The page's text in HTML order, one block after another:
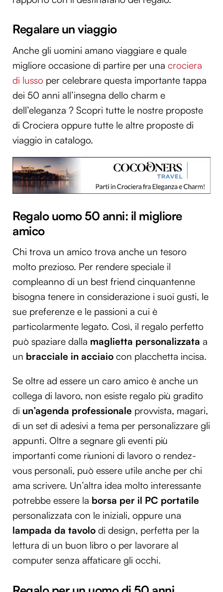
Regalare un viaggio
Anche gli uomini amano viaggiare e quale
migliore occasione di partire per una crociera
di lusso per celebrare questa importante tappa
dei 50 anni all’insegna dello charm e
dell’eleganza ? Scopri tutte le nostre proposte
di Crociera oppure tutte le altre proposte di
viaggio in catalogo.
Regalo uomo 50 anni: il migliore
amico
Chi trova un amico trova anche un tesoro
molto prezioso. Per rendere speciale il
compleanno di un best friend cinquantenne
bisogna tenere in considerazione i suoi gusti, le
sue preferenze e le passioni a cui è
particolarmente legato. Così, il regalo perfetto
può spaziare dalla maglietta personalizzata a
un bracciale in acciaio con placchetta incisa.
Se oltre ad essere un caro amico è anche un
collega di lavoro, non esiste regalo più gradito
di un’agenda professionale provvista, magari,
di un set di adesivi a tema per personalizzare gli
appunti. Oltre a segnare gli eventi più
importanti come riunioni di lavoro o rendez-
vous personali, può essere utile anche per chi
ama scrivere. Un’altra idea molto interessante
potrebbe essere la borsa per il PC portatile
personalizzata con le iniziali, oppure una
lampada da tavolo di design, perfetta per la
lettura di un buon libro o per lavorare al
computer senza affaticare gli occhi.